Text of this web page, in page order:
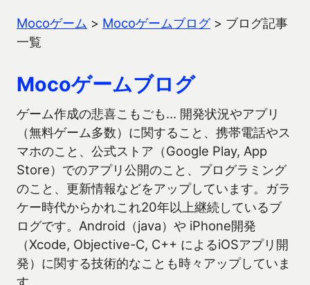
Mocoゲーム > Mocoゲームブログ> ブログ記事
一覧
Mocoゲームブログ
ゲーム作成の悲喜こもごも… 開発状況やアプリ
（無料ゲーム多数）に関すること、携帯電話やス
マホのこと、公式ストア（Google Play, App
Store）でのアプリ公開のこと、プログラミング
のこと、更新情報などをアップしています。ガラ
ケー時代からかれこれ20年以上継続しているブ
ログです。Android（java）や iPhone開発
（Xcode, Objective-C, C++ によるiOSアプリ開
発）に関する技術的なことも時々アップしていま
す。